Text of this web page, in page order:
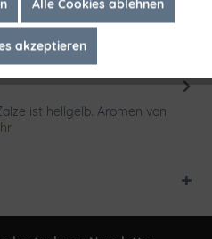
ist hellgelb. Aromen von
Alle Cookies ablehnen
akzeptieren